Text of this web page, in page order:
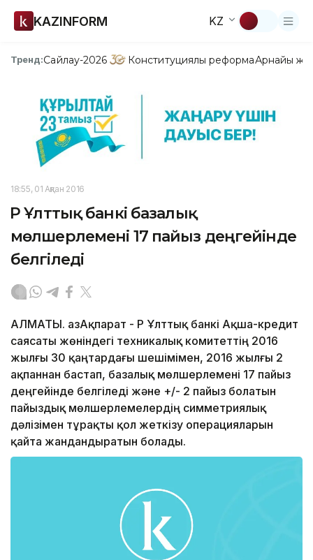
KAZINFORM KZ
Тренд:Сайлау-2026 Конституциялық реформаАрнайы
18:55, 01 Ақпан 2016
ҚР Ұлттық банкі базалық
мөлшерлемені 17 пайыз деңгейінде
белгіледі
АЛМАТЫ. ҚазАқпарат - ҚР Ұлттық банкі Ақша-кредит
саясаты жөніндегі техникалық комитеттің 2016
жылғы 30 қаңтардағы шешімімен, 2016 жылғы 2
ақпаннан бастап, базалық мөлшерлемені 17 пайыз
деңгейінде белгіледі және +/- 2 пайыз болатын
пайыздық мөлшерлемелердің симметриялық
дәлізімен тұрақты қол жеткізу операцияларын
қайта жандандыратын болады.